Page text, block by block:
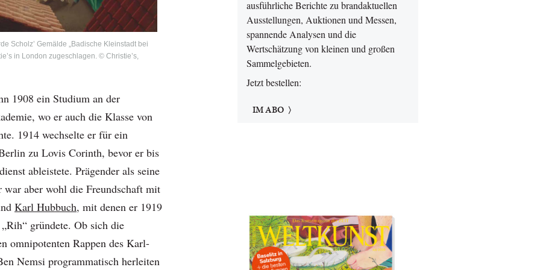
Scholz’ Gemälde „Badische Kleinstadt bei
in London zugeschlagen. © Christie’s,
1908 ein Studium an der
wo er auch die Klasse von
1914 wechselte er für ein
zu Lovis Corinth, bevor er bis
ableistete. Prägender als seine
war aber wohl die Freundschaft mit
Karl Hubbuch, mit denen er 1919
gründete. Ob sich die
omnipotenten Rappen des Karl-
Nemsi programmatisch herleiten
ausführliche Berichte zu brandaktuellen
Ausstellungen, Auktionen und Messen,
spannende Analysen und die
Wertschätzung von kleinen und großen
Sammelgebieten.
Jetzt bestellen:
IM ABO